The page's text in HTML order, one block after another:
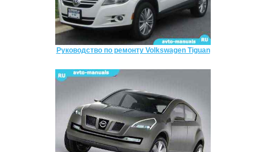
Руководство по ремонту Volkswagen Tiguan